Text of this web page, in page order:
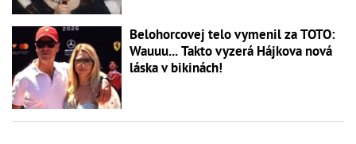
Belohorcovej telo vymenil za TOTO:
Wauuu... Takto vyzerá Hájkova nová
láska v bikinách!